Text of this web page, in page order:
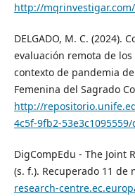
http://
DELGADO, M. C. (2024).
evaluación remota de
contexto de pandemia
Femenina del Sagrado
http://
4c5f-9fb2-
DigCompEdu - The Joint
(s. f.). Recuperado 11 de
research-